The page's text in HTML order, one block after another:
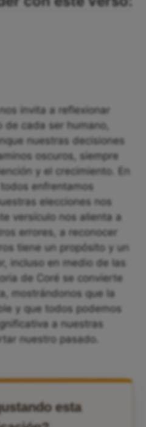
invita a reflexionar
cada ser humano,
nuestras decisiones
oscuros, siempre
y el crecimiento. En
enfrentamos
elecciones nos
versículo nos alienta a
errores, a reconocer
tiene un propósito y un
incluso en medio de las
de Coré se convierte
mostrándonos que la
y que todos podemos
a nuestras
nuestro pasado.
esta